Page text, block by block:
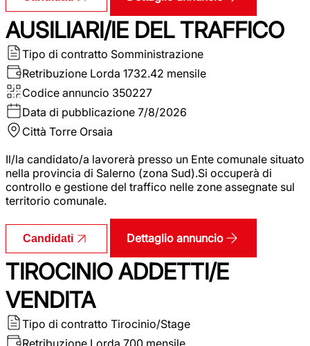
AUSILIARI/IE DEL TRAFFICO
Tipo di contratto Somministrazione
Retribuzione Lorda 1732.42 mensile
Codice annuncio 350227
Data di pubblicazione 7/8/2026
Città Torre Orsaia
Il/la candidato/a lavorerà presso un Ente comunale situato
nella provincia di Salerno (zona Sud).Si occuperà di
controllo e gestione del traffico nelle zone assegnate sul
territorio comunale.
Candidati Dettaglio annuncio
TIROCINIO ADDETTI/E
VENDITA
Tipo di contratto Tirocinio/Stage
Retribuzione Lorda 700 mensile